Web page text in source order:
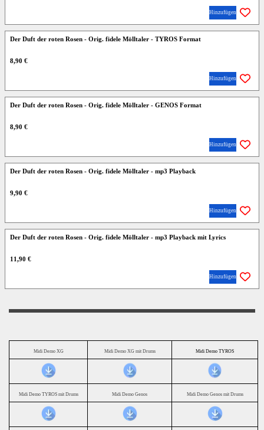
Hinzufügen
Der Duft der roten Rosen - Orig. fidele Mölltaler - TYROS Format
8,90 €
Hinzufügen
Der Duft der roten Rosen - Orig. fidele Mölltaler - GENOS Format
8,90 €
Hinzufügen
Der Duft der roten Rosen - Orig. fidele Mölltaler - mp3 Playback
9,90 €
Hinzufügen
Der Duft der roten Rosen - Orig. fidele Mölltaler - mp3 Playback mit Lyrics
11,90 €
Hinzufügen
Midi Demo XG Midi Demo XG mit Drums Midi Demo TYROS
Midi Demo TYROS mit Drums Midi Demo Genos Midi Demo Genos mit Drums